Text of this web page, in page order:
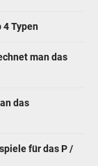
Typen
man das
das
für das P /